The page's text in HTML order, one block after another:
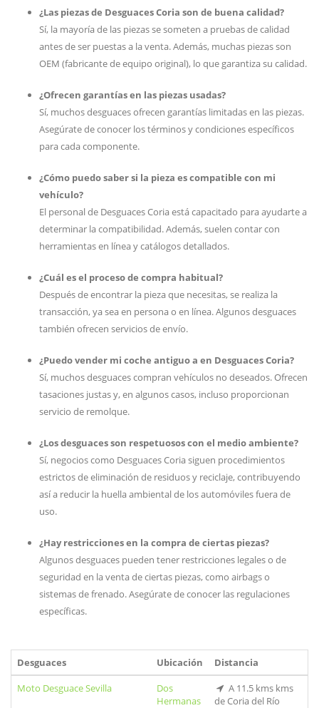
¿Las piezas de Desguaces Coria son de buena calidad?
Sí, la mayoría de las piezas se someten a pruebas de calidad
antes de ser puestas a la venta. Además, muchas piezas son
OEM (fabricante de equipo original), lo que garantiza su calidad.
¿Ofrecen garantías en las piezas usadas?
Sí, muchos desguaces ofrecen garantías limitadas en las piezas.
Asegúrate de conocer los términos y condiciones específicos
para cada componente.
¿Cómo puedo saber si la pieza es compatible con mi
vehículo?
El personal de Desguaces Coria está capacitado para ayudarte a
determinar la compatibilidad. Además, suelen contar con
herramientas en línea y catálogos detallados.
¿Cuál es el proceso de compra habitual?
Después de encontrar la pieza que necesitas, se realiza la
transacción, ya sea en persona o en línea. Algunos desguaces
también ofrecen servicios de envío.
¿Puedo vender mi coche antiguo a en Desguaces Coria?
Sí, muchos desguaces compran vehículos no deseados. Ofrecen
tasaciones justas y, en algunos casos, incluso proporcionan
servicio de remolque.
¿Los desguaces son respetuosos con el medio ambiente?
Sí, negocios como Desguaces Coria siguen procedimientos
estrictos de eliminación de residuos y reciclaje, contribuyendo
así a reducir la huella ambiental de los automóviles fuera de
uso.
¿Hay restricciones en la compra de ciertas piezas?
Algunos desguaces pueden tener restricciones legales o de
seguridad en la venta de ciertas piezas, como airbags o
sistemas de frenado. Asegúrate de conocer las regulaciones
específicas.
Desguaces Ubicación
Distancia
Moto Desguace Sevilla
Dos
Hermanas
A 11.5 kms kms
de Coria del Río